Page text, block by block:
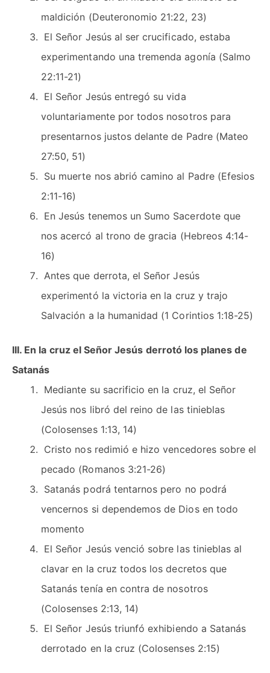
maldición (Deuteronomio 21:22, 23)
El Señor Jesús al ser crucificado, estaba
experimentando una tremenda agonía (Salmo
22:11-21)
El Señor Jesús entregó su vida
voluntariamente por todos nosotros para
presentarnos justos delante de Padre (Mateo
27:50, 51)
Su muerte nos abrió camino al Padre (Efesios
2:11-16)
En Jesús tenemos un Sumo Sacerdote que
nos acercó al trono de gracia (Hebreos 4:14-
16)
Antes que derrota, el Señor Jesús
experimentó la victoria en la cruz y trajo
Salvación a la humanidad (1 Corintios 1:18-25)
III. En la cruz el Señor Jesús derrotó los planes de
Satanás
Mediante su sacrificio en la cruz, el Señor
Jesús nos libró del reino de las tinieblas
(Colosenses 1:13, 14)
Cristo nos redimió e hizo vencedores sobre el
pecado (Romanos 3:21-26)
Satanás podrá tentarnos pero no podrá
vencernos si dependemos de Dios en todo
momento
El Señor Jesús venció sobre las tinieblas al
clavar en la cruz todos los decretos que
Satanás tenía en contra de nosotros
(Colosenses 2:13, 14)
El Señor Jesús triunfó exhibiendo a Satanás
derrotado en la cruz (Colosenses 2:15)